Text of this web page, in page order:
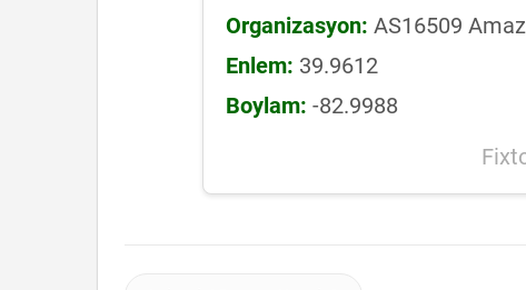
Organizasyon: AS16509
Enlem: 39.9612
Boylam: -82.9988